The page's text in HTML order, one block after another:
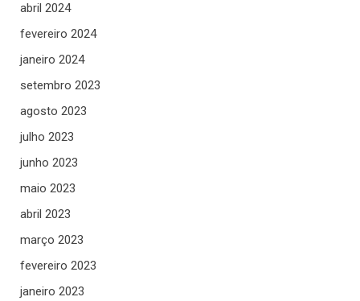
abril 2024
fevereiro 2024
janeiro 2024
setembro 2023
agosto 2023
julho 2023
junho 2023
maio 2023
abril 2023
março 2023
fevereiro 2023
janeiro 2023